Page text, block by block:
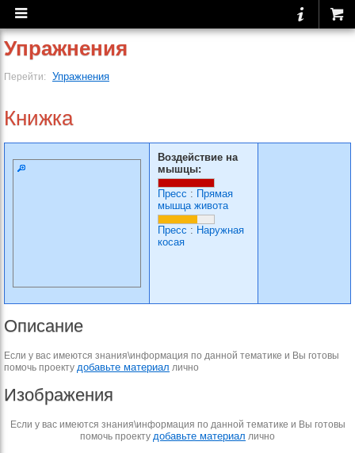
Упражнения
Перейти: Упражнения
Книжка
Воздействие на
мышцы:
Пресс : Прямая
мышца живота
Пресс : Наружная
косая
Описание
Если у вас имеются знания\информация по данной тематике и Вы готовы
помочь проекту добавьте материал лично
Изображения
Если у вас имеются знания\информация по данной тематике и Вы готовы
помочь проекту добавьте материал лично